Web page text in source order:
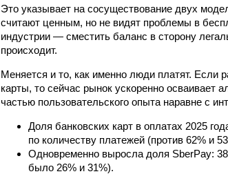
Это указывает на сосуществование двух
считают ценным, но не видят проблемы в
индустрии — сместить баланс в сторону
происходит.
Меняется и то, как именно люди платят.
карты, то сейчас рынок ускоренно осваивает
частью пользовательского опыта наравне с
Доля банковских карт в оплатах 2025
по количеству платежей (против 62% и
Одновременно выросла доля SberPay:
было 26% и 31%).